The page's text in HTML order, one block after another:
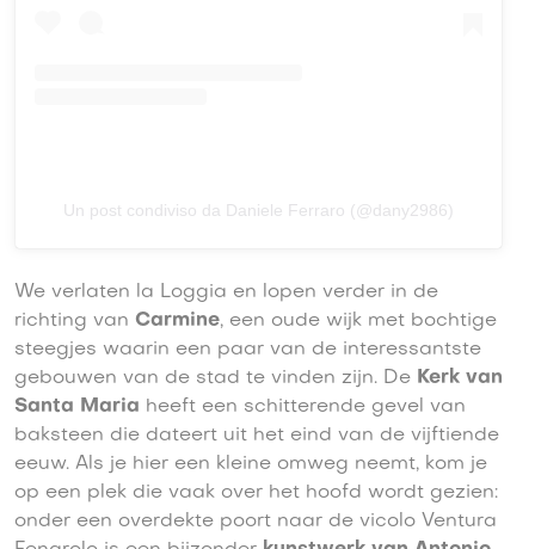
Un post condiviso da Daniele Ferraro (@dany2986)
We verlaten la Loggia en lopen verder in de
richting van Carmine, een oude wijk met bochtige
steegjes waarin een paar van de interessantste
gebouwen van de stad te vinden zijn. De Kerk van
Santa Maria heeft een schitterende gevel van
baksteen die dateert uit het eind van de vijftiende
eeuw. Als je hier een kleine omweg neemt, kom je
op een plek die vaak over het hoofd wordt gezien:
onder een overdekte poort naar de vicolo Ventura